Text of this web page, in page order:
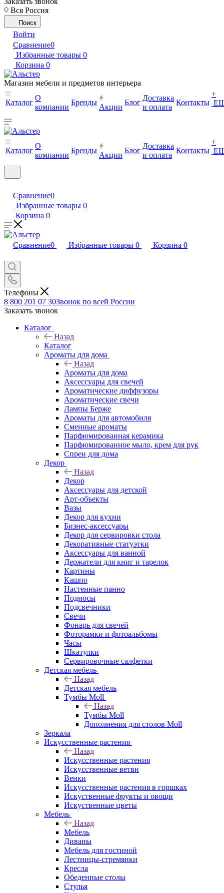
Вся Россия
Поиск
Войти
Сравнение0
Избранные товары 0
Корзина 0
Магазин мебели и предметов интерьера
Каталог
О
компании
Бренды
Акции
Блог
Доставка
и оплата
Контакты
+
Каталог
О
компании
Бренды
Акции
Блог
Доставка
и оплата
Контакты
+
Сравнение0
Избранные товары 0
Корзина 0
Сравнение0 Избранные товары 0 Корзина 0
Телефоны
8 800 201 07 30Звонок по всей России
Заказать звонок
Каталог
Назад
Каталог
Ароматы для дома
Назад
Ароматы для дома
Аксессуары для свечей
Ароматические диффузоры
Ароматические свечи
Лампы Берже
Ароматы для автомобиля
Сменные ароматы
Парфюмированная керамика
Парфюмированное мыло, крем для рук
Спреи для дома
Декор
Назад
Декор
Аксессуары для детской
Арт-объекты
Вазы
Декор для кухни
Бизнес-аксессуары
Декор для сервировки стола
Декоративные статуэтки
Аксессуары для ванной
Держатели для книг и тарелок
Картины
Кашпо
Настенные панно
Подносы
Подсвечники
Свечи
Фонарь для свечей
Фоторамки и фотоальбомы
Часы
Шкатулки
Сервировочные салфетки
Детская мебель
Назад
Детская мебель
Тумбы Moll
Назад
Тумбы Moll
Дополнения для столов Moll
Зеркала
Искусственные растения
Назад
Искусственные растения
Искусственные ветви
Венки
Искусственные растения в горшках
Искуственные фрукты и овощи
Искуственные цветы
Мебель
Назад
Мебель
Диваны
Мебель для гостиной
Лестницы-стремянки
Кресла
Обеденные столы
Стулья